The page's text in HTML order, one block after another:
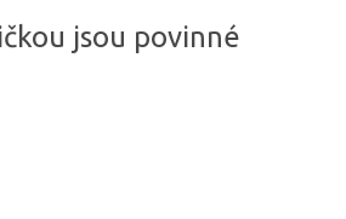
jsou povinné